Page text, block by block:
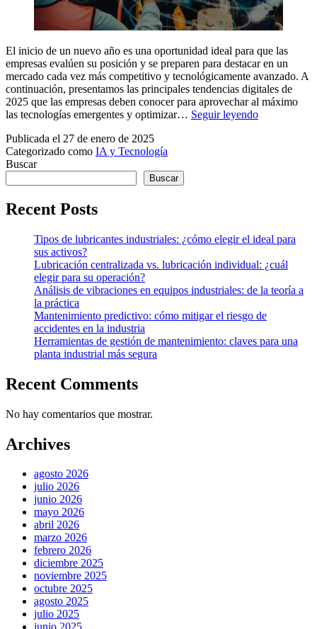
El inicio de un nuevo año es una oportunidad ideal para que las
empresas evalúen su posición y se preparen para destacar en un
mercado cada vez más competitivo y tecnológicamente avanzado. A
continuación, presentamos las principales tendencias digitales de
2025 que las empresas deben conocer para aprovechar al máximo
las tecnologías emergentes y optimizar… Seguir leyendoPrincipales
Publicada el 27 de enero de 2025
Categorizado como IA y Tecnología
Buscar
Buscar
Recent Posts
Tipos de lubricantes industriales: ¿cómo elegir el ideal para
sus activos?
Lubricación centralizada vs. lubricación individual: ¿cuál
elegir para su operación?
Análisis de vibraciones en equipos industriales: de la teoría a
la práctica
Mantenimiento predictivo: cómo mitigar el riesgo de
accidentes en la industria
Herramientas de gestión de mantenimiento: claves para una
planta industrial más segura
Recent Comments
No hay comentarios que mostrar.
Archives
agosto 2026
julio 2026
junio 2026
mayo 2026
abril 2026
marzo 2026
febrero 2026
diciembre 2025
noviembre 2025
octubre 2025
agosto 2025
julio 2025